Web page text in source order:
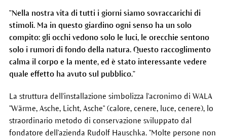
"Nella nostra vita di tutti i giorni siamo sovraccarichi di
stimoli. Ma in questo giardino ogni senso ha un solo
compito: gli occhi vedono solo le luci, le orecchie sentono
solo i rumori di fondo della natura. Questo raccoglimento
calma il corpo e la mente, ed è stato interessante vedere
quale effetto ha avuto sul pubblico."
La struttura dell'installazione simbolizza l'acronimo di WALA
"Wärme, Asche, Licht, Asche" (calore, cenere, luce, cenere), lo
straordinario metodo di conservazione sviluppato dal
fondatore dell'azienda Rudolf Hauschka. "Molte persone non